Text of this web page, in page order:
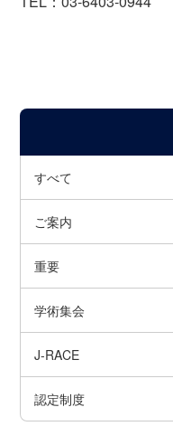
すべて
ご案内
重要
学術集会
J-RACE
認定制度